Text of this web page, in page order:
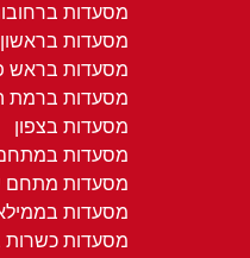
מסעדות
מסעדות בראשון
מסעדות בראש
מסעדות ברמת
מסעדות בצפון
מסעדות
מסעדות מתחם
מסעדות
מסעדות כשרות